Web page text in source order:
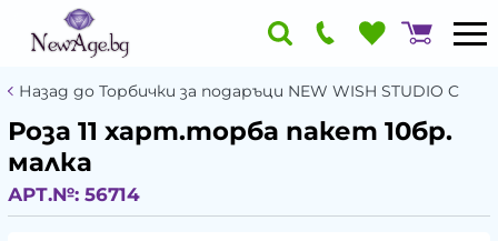
Назад до Торбички за подаръци NEW WISH STUDIO C
Роза 11 харт.торба пакет 10бр.
малка
АРТ.№: 56714